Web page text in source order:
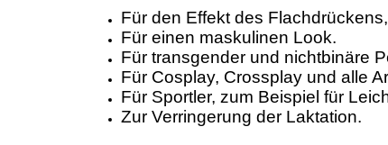
Für den Effekt des
Für einen maskulinen Look.
Für transgender und nichtbinäre
Für Cosplay, Crossplay und alle
Für Sportler, zum Beispiel für
Zur Verringerung der Laktation.